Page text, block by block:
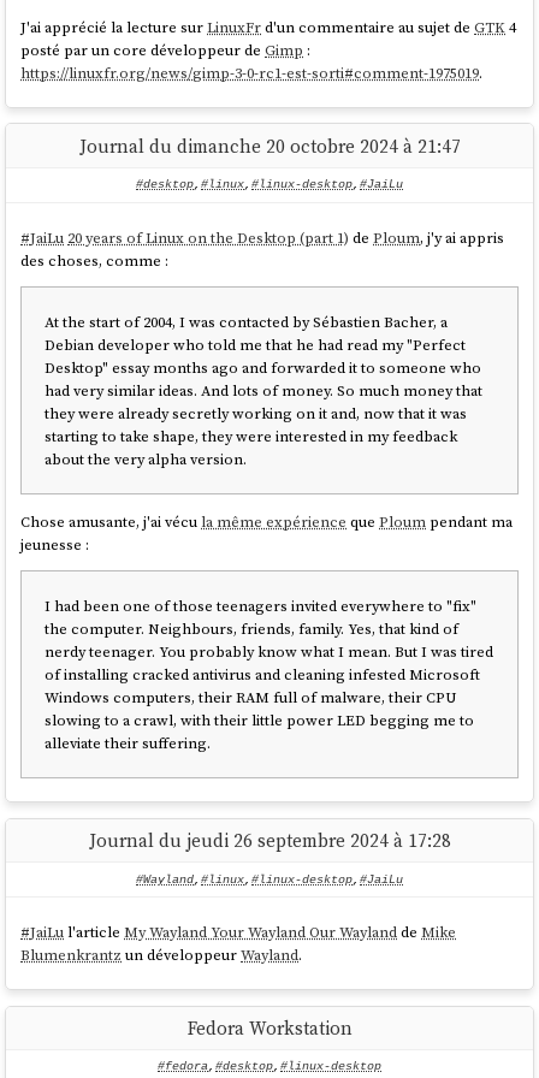
dans le domaine numérique.
D'une hauteur totale de moins de 2 cm, le tout premier PC
convertible de TUXEDO accueille deux types d'appareils
dans un seul boîtier : Ordinateur portable et tablette. Le
livré dans un boîtierpartiellement en aluminium
argenté,les surfaces extérieures (couvercle et coque
pour un transport en toute sécurité.
source
Autre élément qui m'intéresse fortement, c'est la possibilité
d'imprimer un layout custom de clavier 😮. C'est la première fois que je
Par le passé, j'avais lu des threads à ce sujet dans le forum de
We therefore provide you with the option to customize your
Je prépare un fichiercloud-initqui permet de configurer le mot de
cat <<'EOF'
> cloud-init.yaml
    plain_text_passwd: password
    lock_passwd:
    ssh_authorized_keys:
      - ssh-rsa
AAAAB3NzaC1yc2EAAAADAQABAAACAQDEzyNFlEuHIlewK0
B8B0uAc9Q3JKjzi7myUMhvtB3JmA2BqHfVHyGimuAajSka
emjvIlWZ3IFddf0UibjOfmQH57/faxcNEino+6uPRjs0pF
H8sNKWAaPX1qYqOFhB3m+om0hZDeQCyZ1x1R6m+B0VJHWQ
3pxFaxQvL/K+454AmIWB0b87MMHHX0UzUja5D6sHYscHo5
iIB2Yyl4EP1JgczShOoZkLatnw823nD1muC8tYODxVq7Xf
7pM/NSCf3GPCXtxoOEqxprLapIet0uBSB4oNZhC9h7K/1M
NOfIVXbj3zXTUobsqSkyCkkR3hJbf39JZ8/6ONAJS/3O+w
FZknFJYmaRPuaWiLZxRj5/gw01vkNVMrogOIkQtzNDB6fh
2q27ghSRkAkM8EVqkW21WkpB7y16Vzva4KSZgQcFcyxUTq
G414fP+/V38aCopGpqB6XjnvyRorPHXjm2ViVWbjxmBSQ9
aK0+2MeKA9WmHN0QoBMVRPrN6NBa3z20z1kMQ/qlRXiDFO
EkuW4C1n2KTVNd6IOGE8AufQ== contact@stephane-
klein.info
EOF
$ cloud-localds cloud-init.img cloud-init.yaml
configuration d'une interface réseau virtuelle avec la
redirection d'un portssh
partage d'un dossier entre l'hôte et la
$ qemu-system-x86_64 \
J'ai apprécié la lecture surLinuxFrd'un commentaire au sujet deGTK4
posté par un core développeur deGimp :
https://linuxfr.org/news/gimp-3-0-rc1-est-sorti#comment-1975019.
Journal du dimanche 20 octobre 2024 à 21:47
#desktop, #linux, #linux-desktop, #JaiLu
#JaiLu 20 years of Linux on the Desktop (part 1) dePloum, j'y ai appris
des choses, comme :
At the start of 2004, I was contacted by Sébastien Bacher, a
Debian developer who told me that he had read my "Perfect
Desktop" essay months ago and forwarded it to someone who
had very similar ideas. And lots of money. So much money that
they were already secretly working on it and, now that it was
starting to take shape, they were interested in my feedback
about the very alpha version.
Chose amusante, j'ai vécu la même expérience quePloum pendant ma
jeunesse :
I had been one of those teenagers invited everywhere to "fix"
the computer. Neighbours, friends, family. Yes, that kind of
nerdy teenager. You probably know what I mean. But I was tired
of installing cracked antivirus and cleaning infested Microsoft
Windows computers, their RAM full of malware, their CPU
slowing to a crawl, with their little power LED begging me to
alleviate their suffering.
Journal du jeudi 26 septembre 2024 à 17:28
#Wayland, #linux, #linux-desktop, #JaiLu
#JaiLul'articleMy Wayland Your Wayland Our WaylanddeMike
Blumenkrantz un développeurWayland.
Fedora Workstation
#fedora, #desktop, #linux-desktop